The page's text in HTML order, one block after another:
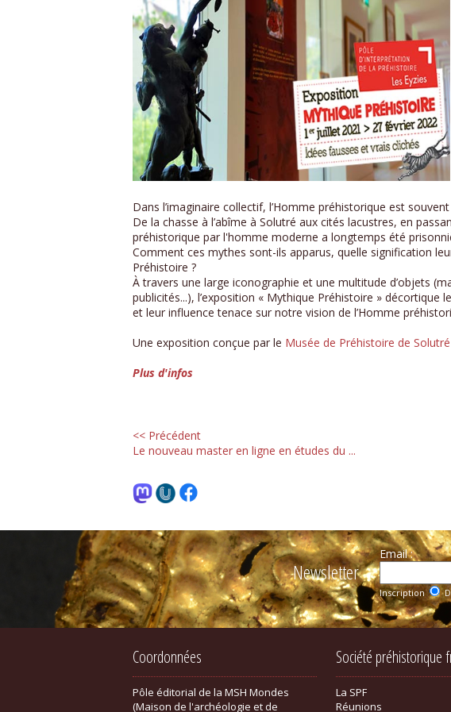
Dans l’imaginaire collectif, l’Homme préhistorique est
De la chasse à l’abîme à Solutré aux cités lacustres, en
préhistorique par l'homme moderne a longtemps été
Comment ces mythes sont-ils apparus, quelle signification
Préhistoire ?
À travers une large iconographie et une multitude d’objets
publicités...), l’exposition « Mythique Préhistoire »
et leur influence tenace sur notre vision de l’Homme
Une exposition conçue par le Musée de Préhistoire de Solutré
Plus d'infos
<< Précédent
Le nouveau master en ligne en études du ...
Newsletter
Email :
Inscription
Coordonnées
Pôle éditorial de la MSH Mondes
(Maison de l'archéologie et de
Société préhistorique
La SPF
Réunions